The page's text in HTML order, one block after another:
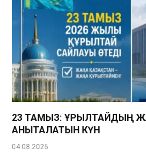
23 ТАМЫЗ: ҚҰРЫЛТАЙДЫҢ
АНЫҚТАЛАТЫН КҮН
04.08.2026